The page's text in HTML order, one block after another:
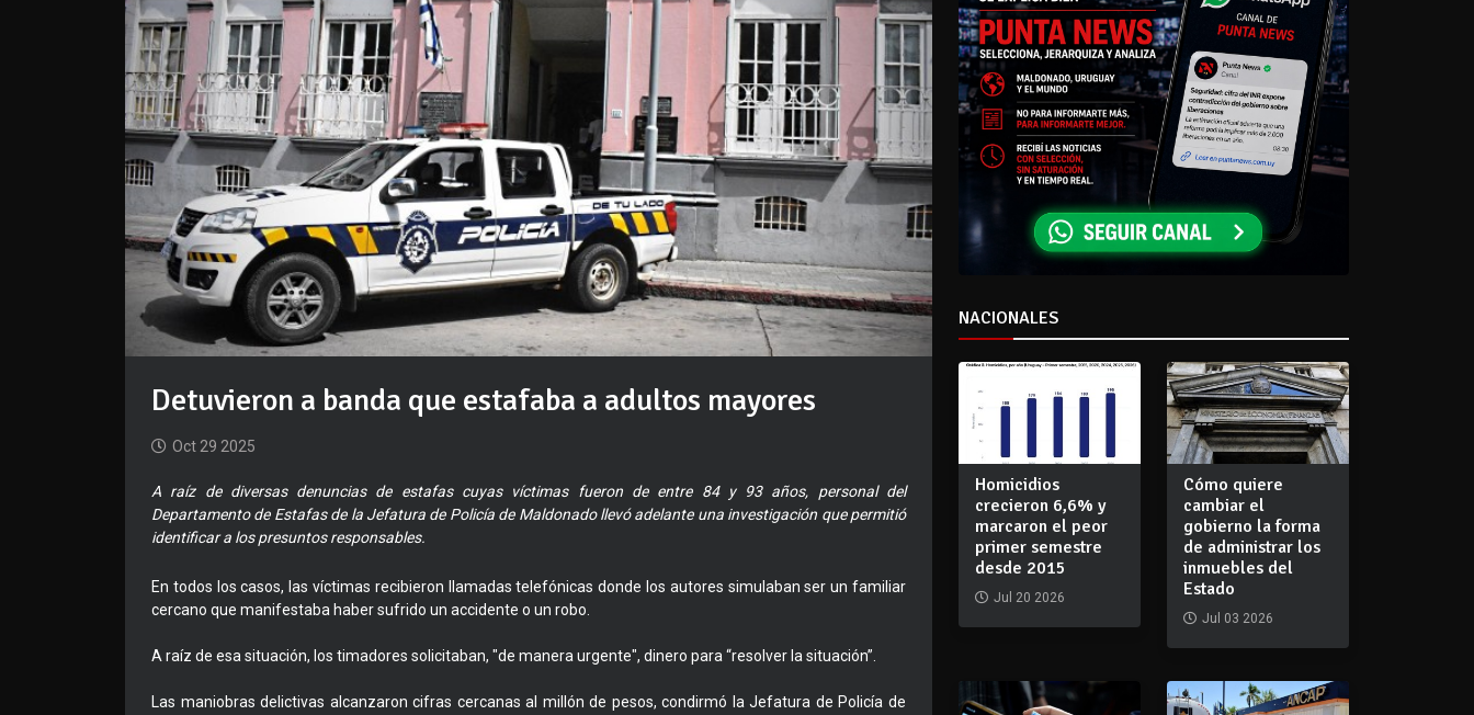
Detuvieron a banda que estafaba a adultos mayores
Oct 29 2025
A raíz de diversas denuncias de estafas cuyas víctimas fueron de entre 84 y 93 años, personal del
Departamento de Estafas de la Jefatura de Policía de Maldonado llevó adelante una investigación que permitió
identificar a los presuntos responsables.
En todos los casos, las víctimas recibieron llamadas telefónicas donde los autores simulaban ser un familiar
cercano que manifestaba haber sufrido un accidente o un robo.
A raíz de esa situación, los timadores solicitaban, "de manera urgente", dinero para “resolver la situación”.
Las maniobras delictivas alcanzaron cifras cercanas al millón de pesos, condirmó la Jefatura de Policía de
NACIONALES
Homicidios
crecieron 6,6% y
marcaron el peor
primer semestre
desde 2015
Jul 20 2026
Cómo quiere
cambiar el
gobierno la forma
de administrar los
inmuebles del
Estado
Jul 03 2026